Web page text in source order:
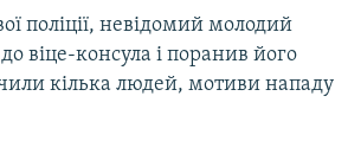
поліції, невідомий молодий
віце-консула і поранив його
кілька людей, мотиви нападу